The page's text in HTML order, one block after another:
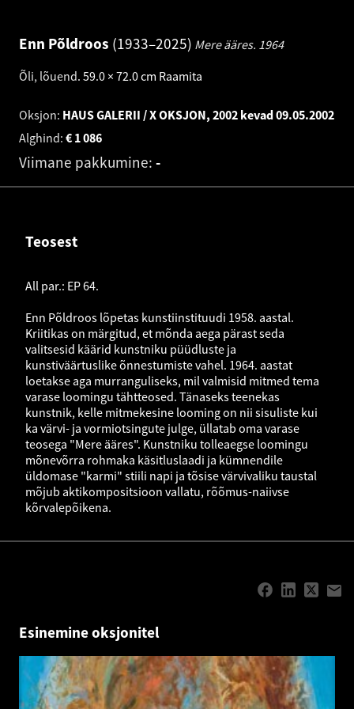
Enn Põldroos 1933–2025 Mere ääres. 1964
Õli, lõuend. 59.0 × 72.0 cm Raamita
Oksjon: HAUS GALERII / X OKSJON, 2002 kevad09.05.2002
Alghind:
1 086
€
Viimane pakkumine: -
Teosest
All par.: EP 64.
Enn Põldroos lõpetas kunstiinstituudi 1958. aastal.
Kriitikas on märgitud, et mõnda aega pärast seda
valitsesid käärid kunstniku püüdluste ja
kunstiväärtuslike õnnestumiste vahel. 1964. aastat
loetakse aga murranguliseks, mil valmisid mitmed tema
varase loomingu tähtteosed. Tänaseks teenekas
kunstnik, kelle mitmekesine looming on nii sisuliste kui
ka värvi- ja vormiotsingute julge, üllatab oma varase
teosega "Mere ääres". Kunstniku tolleaegse loomingu
mõnevõrra rohmaka käsitluslaadi ja kümnendile
üldomase "karmi" stiili napi ja tõsise värvivaliku taustal
mõjub aktikompositsioon vallatu, rõõmus-naiivse
kõrvalepõikena.
Esinemine oksjonitel